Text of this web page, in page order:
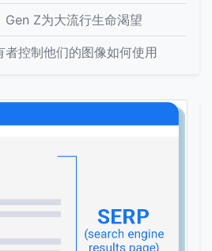
Z为大流行生命渴望
控制他们的图像如何使用